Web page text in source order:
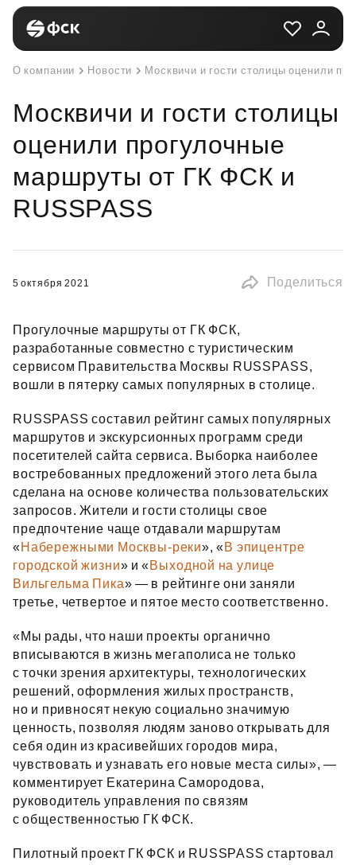
О компании Новости Москвичи и гости столицы оценили
Москвичи и гости столицы
оценили прогулочные
маршруты от ГК ФСК и
RUSSPASS
5 октября 2021 Поделиться
Прогулочные маршруты от ГК ФСК,
разработанные совместно с туристическим
сервисом Правительства Москвы RUSSPASS,
вошли в пятерку самых популярных в столице.
RUSSPASS составил рейтинг самых популярных
маршрутов и экскурсионных программ среди
посетителей сайта сервиса. Выборка наиболее
востребованных предложений этого лета была
сделана на основе количества пользовательских
запросов. Жители и гости столицы свое
предпочтение чаще отдавали маршрутам
« Набережными Москвы-реки», « В эпицентре
городской жизни» и « Выходной на улице
Вильгельма Пика» — в рейтинге они заняли
третье, четвертое и пятое место соответственно.
«Мы рады, что наши проекты органично
вписываются в жизнь мегаполиса не только
с точки зрения архитектуры, технологических
решений, оформления жилых пространств,
но и привносят некую социально значимую
ценность, позволяя людям заново открывать для
себя один из красивейших городов мира,
чувствовать и узнавать его новые места силы», —
комментирует Екатерина Самородова,
руководитель управления по связям
с общественностью ГК ФСК.
Пилотный проект ГК ФСК и RUSSPASS стартовал